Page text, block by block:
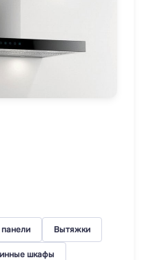
Вытяжки
шкафы